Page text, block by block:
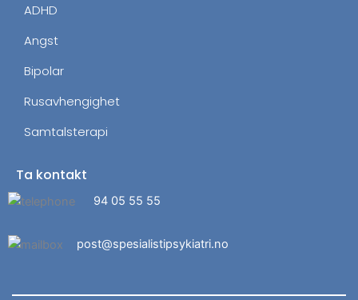
ADHD
Angst
Bipolar
Rusavhengighet
Samtalsterapi
Ta kontakt
94 05 55 55
post@spesialistipsykiatri.no